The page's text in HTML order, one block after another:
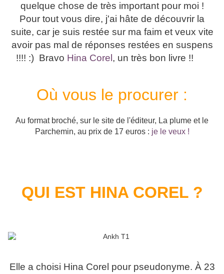
quelque chose de très important pour moi !
Pour tout vous dire, j'ai hâte de découvrir la
suite, car je suis restée sur ma faim et veux vite
avoir pas mal de réponses restées en suspens
!!!! :) Bravo Hina Corel , un très bon livre !!
Où vous le procurer :
Au format broché, sur le site de l'éditeur, La plume et le
Parchemin, au prix de 17 euros : je le veux !
QUI EST HINA COREL ?
Elle a choisi Hina Corel pour pseudonyme. À 23